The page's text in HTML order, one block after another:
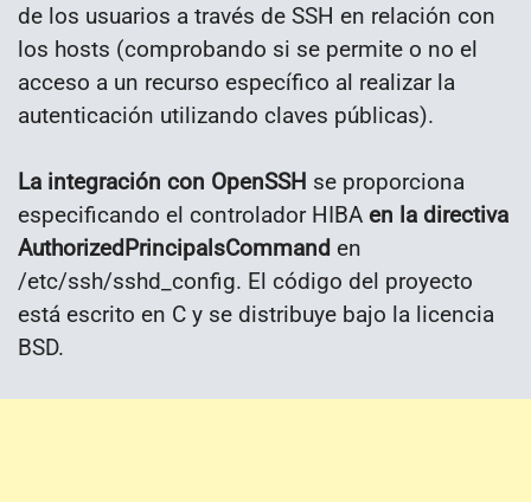
de los usuarios a través de SSH en relación con
los hosts (comprobando si se permite o no el
acceso a un recurso específico al realizar la
autenticación utilizando claves públicas).
La integración con OpenSSH se proporciona
especificando el controlador HIBA en la directiva
AuthorizedPrincipalsCommand en
/etc/ssh/sshd_config. El código del proyecto
está escrito en C y se distribuye bajo la licencia
BSD.